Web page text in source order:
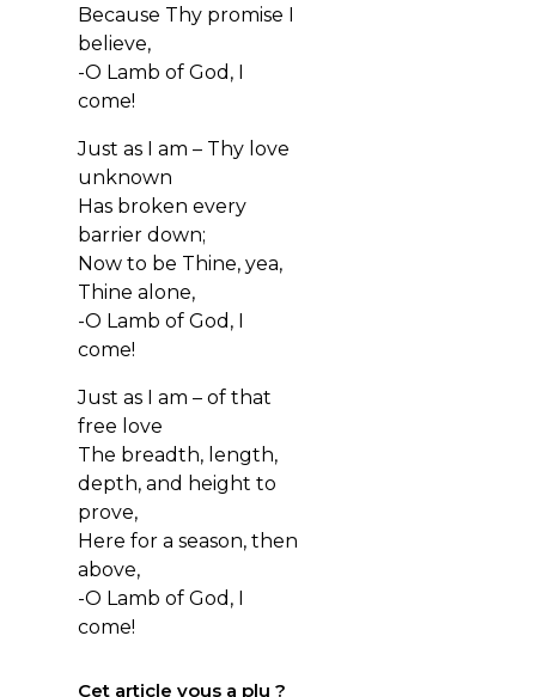
Because Thy promise I
believe,
-O Lamb of God, I
come!
Just as I am – Thy love
unknown
Has broken every
barrier down;
Now to be Thine, yea,
Thine alone,
-O Lamb of God, I
come!
Just as I am – of that
free love
The breadth, length,
depth, and height to
prove,
Here for a season, then
above,
-O Lamb of God, I
come!
Cet article vous a plu ?